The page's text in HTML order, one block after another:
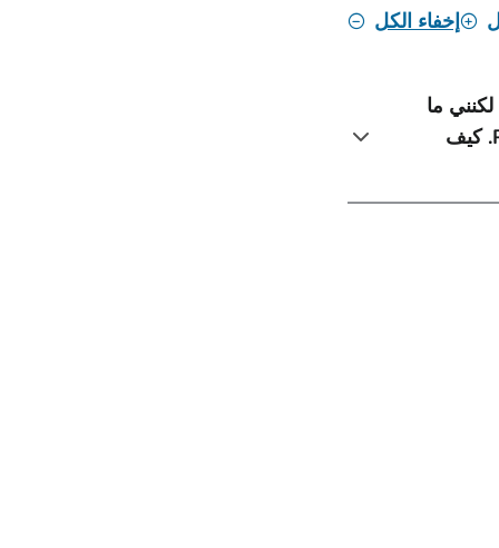
إخفاء الكل
ما
زلت أتلقى رسائل بريد إلكتروني، أو مكالمات هاتفية، أو اتصالات أخرى من PG&E. كيف